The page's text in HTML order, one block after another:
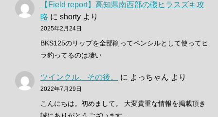
【Field report】高知県南西部の磯ヒラスズキ攻
略 に shorty より
2025年2月24日
BKS125のリップを全部削ってペンシルとして使ってヒ
ラ釣ってるのは凄い
ツインクル、その後。 に よっちゃん より
2022年7月29日
こんにちは。初めまして。 大変貴重な情報を掲載頂き